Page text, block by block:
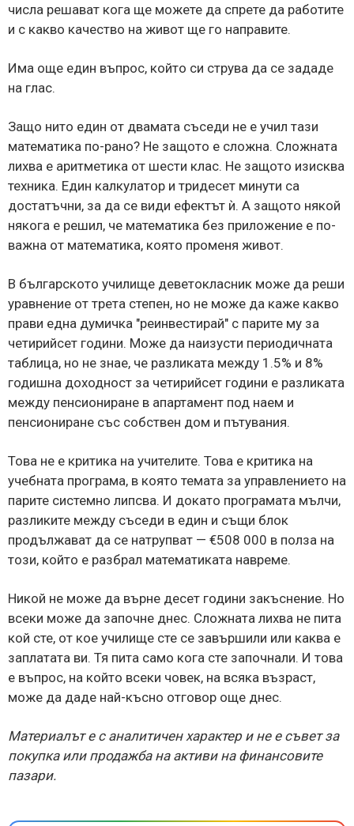
числа решават кога ще можете да спрете да работите
и с какво качество на живот ще го направите.
Има още един въпрос, който си струва да се зададе
на глас.
Защо нито един от двамата съседи не е учил тази
математика по-рано? Не защото е сложна. Сложната
лихва е аритметика от шести клас. Не защото изисква
техника. Един калкулатор и тридесет минути са
достатъчни, за да се види ефектът ѝ. А защото някой
някога е решил, че математика без приложение е по-
важна от математика, която променя живот.
В българското училище деветокласник може да реши
уравнение от трета степен, но не може да каже какво
прави една думичка "реинвестирай" с парите му за
четирийсет години. Може да наизусти периодичната
таблица, но не знае, че разликата между 1.5% и 8%
годишна доходност за четирийсет години е разликата
между пенсиониране в апартамент под наем и
пенсиониране със собствен дом и пътувания.
Това не е критика на учителите. Това е критика на
учебната програма, в която темата за управлението на
парите системно липсва. И докато програмата мълчи,
разликите между съседи в един и същи блок
продължават да се натрупват — €508 000 в полза на
този, който е разбрал математиката навреме.
Никой не може да върне десет години закъснение. Но
всеки може да започне днес. Сложната лихва не пита
кой сте, от кое училище сте се завършили или каква е
заплатата ви. Тя пита само кога сте започнали. И това
е въпрос, на който всеки човек, на всяка възраст,
може да даде най-късно отговор още днес.
Материалът е с аналитичен характер и не е съвет за
покупка или продажба на активи на финансовите
пазари.